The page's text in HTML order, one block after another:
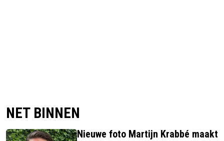
NET BINNEN
Nieuwe foto Martijn Krabbé maakt